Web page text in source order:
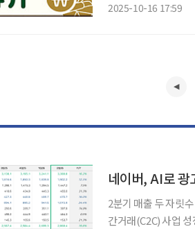
2025-10-16 17:59
네이버, AI로
2분기 매출 두 자릿수 성장…영업익은
간거래(C2C) 사업 성장에